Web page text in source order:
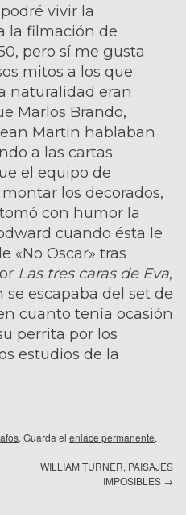
vivir la
la filmación de
pero sí me gusta
mitos a los que
naturalidad eran
Marlos Brando,
Martin hablaban
a las cartas
el equipo de
los decorados,
con humor la
cuando ésta le
«No Oscar» tras
Las tres caras de Eva,
escapaba del set de
cuanto tenía ocasión
perrita por los
estudios de la
. Guarda el enlace permanente.
WILLIAM TURNER, PAISAJES
IMPOSIBLES →